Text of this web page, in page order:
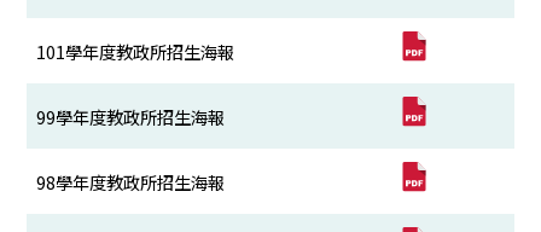
101學年度教政所招生海報
99學年度教政所招生海報
98學年度教政所招生海報